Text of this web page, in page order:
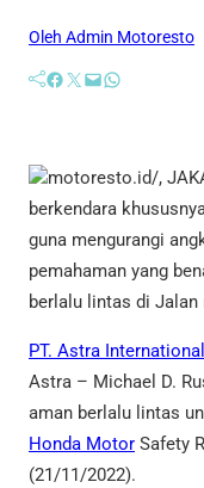
Oleh Admin Motoresto
Facebook Twitter Mail WhatsApp
motoresto.id/,
berkendara
guna mengurangi
pemahaman yang
berlalu lintas di Jalan
PT. Astra
Astra – Michael D.
aman berlalu lintas
Honda Motor Safety
(21/11/2022).